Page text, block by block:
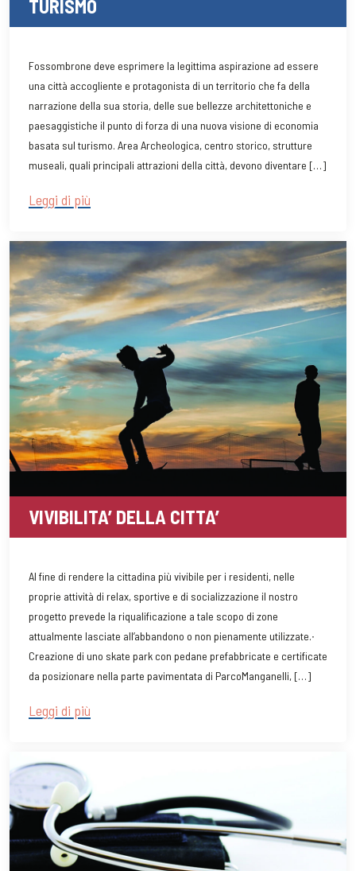
TURISMO
Fossombrone deve esprimere la legittima aspirazione ad essere
una città accogliente e protagonista di un territorio che fa della
narrazione della sua storia, delle sue bellezze architettoniche e
paesaggistiche il punto di forza di una nuova visione di economia
basata sul turismo. Area Archeologica, centro storico, strutture
museali, quali principali attrazioni della città, devono diventare […]
Leggi di più
VIVIBILITA’ DELLA CITTA’
Al fine di rendere la cittadina più vivibile per i residenti, nelle
proprie attività di relax, sportive e di socializzazione il nostro
progetto prevede la riqualificazione a tale scopo di zone
attualmente lasciate all’abbandono o non pienamente utilizzate.∙
Creazione di uno skate park con pedane prefabbricate e certificate
da posizionare nella parte pavimentata di ParcoManganelli, […]
Leggi di più